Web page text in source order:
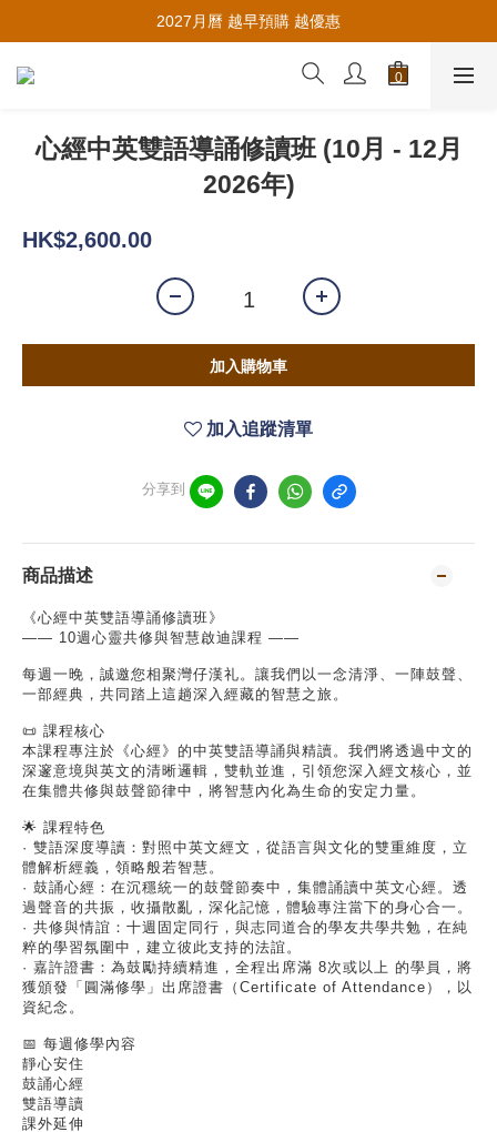
推薦新會員入會，賺取購物金🪙
2027月曆 越早預購 越優惠
推薦新會員入會，賺取購物金🪙
心經中英雙語導誦修讀班 (10月 - 12月
2026年)
HK$2,600.00
加入購物車
加入追蹤清單
分享到
商品描述
《心經中英雙語導誦修讀班》
—— 10週心靈共修與智慧啟迪課程 ——
每週一晚，誠邀您相聚灣仔漢礼。讓我們以一念清淨、一陣鼓聲、
一部經典，共同踏上這趟深入經藏的智慧之旅。
📜 課程核心
本課程專注於《心經》的中英雙語導誦與精讀。我們將透過中文的
深邃意境與英文的清晰邏輯，雙軌並進，引領您深入經文核心，並
在集體共修與鼓聲節律中，將智慧內化為生命的安定力量。
🌟 課程特色
· 雙語深度導讀：對照中英文經文，從語言與文化的雙重維度，立
體解析經義，領略般若智慧。
· 鼓誦心經：在沉穩統一的鼓聲節奏中，集體誦讀中英文心經。透
過聲音的共振，收攝散亂，深化記憶，體驗專注當下的身心合一。
· 共修與情誼：十週固定同行，與志同道合的學友共學共勉，在純
粹的學習氛圍中，建立彼此支持的法誼。
· 嘉許證書：為鼓勵持續精進，全程出席滿 8次或以上 的學員，將
獲頒發「圓滿修學」出席證書（Certificate of Attendance），以
資紀念。
📅 每週修學內容
靜心安住
鼓誦心經
雙語導讀
課外延伸